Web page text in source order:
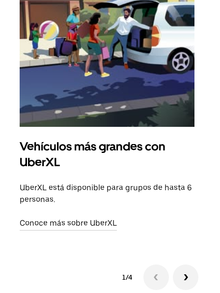
Vehículos más grandes con
UberXL
UberXL está disponible para grupos de hasta 6
personas.
Conoce más sobre UberXL
1/4